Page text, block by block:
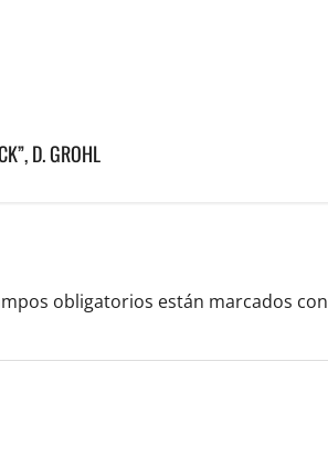
D. GROHL
obligatorios están marcados con